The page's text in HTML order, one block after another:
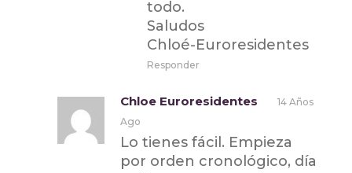
todo.
Saludos
Chloé-Euroresidentes
Responder
Chloe Euroresidentes
14 Años
Ago
Lo tienes fácil. Empieza
por orden cronológico, día